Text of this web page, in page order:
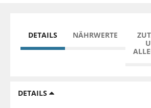
DETAILS NÄHRWERTE
DETAILS